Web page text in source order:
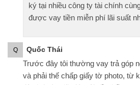
ký tại nhiều công ty tài chính
được vay tiền miễn phí lãi suất
Q Quốc Thái
Trước đây tôi thường vay trả góp
và phải thế chấp giấy tờ photo, từ